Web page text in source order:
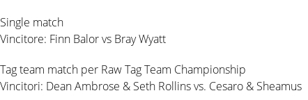
Single match
Vincitore: Finn Balor vs Bray Wyatt
Tag team match per Raw Tag Team Championship
Vincitori: Dean Ambrose & Seth Rollins vs. Cesaro & Sheamus